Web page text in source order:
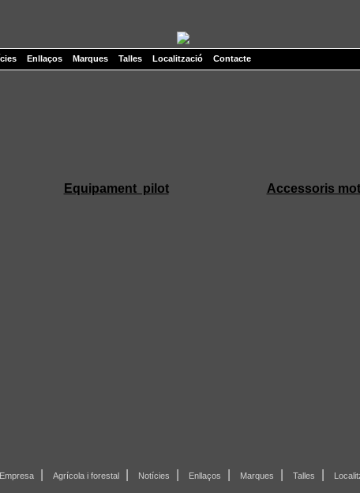
Enllaços Marques Talles Localització Contacte
Equipament pilot Accessoris
Empresa Agrícola i forestal Notícies Enllaços Marques Talles